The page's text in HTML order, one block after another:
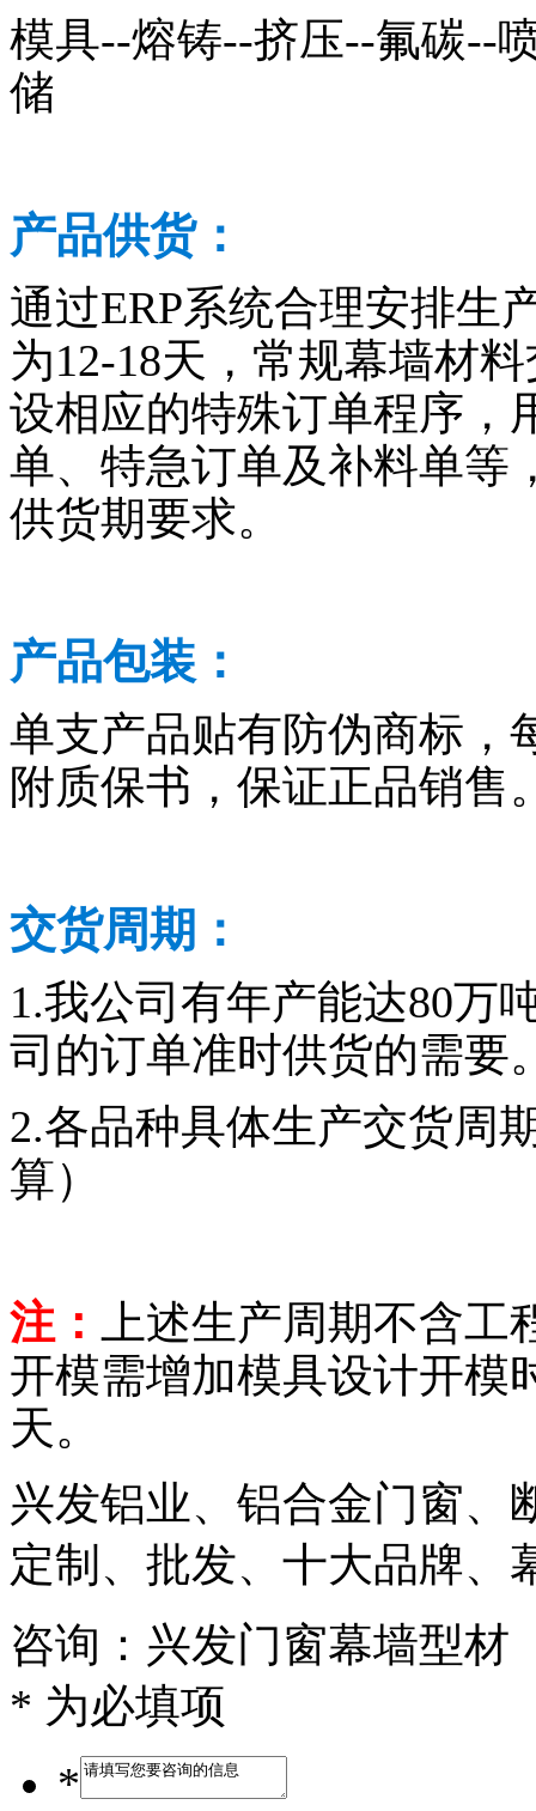
模具--熔铸--挤压--氟碳--
储
产品供货：
通过ERP系统合理安排生
为12-18天，常规幕墙材
设相应的特殊订单程序，
单、特急订单及补料单等
供货期要求。
产品包装：
单支产品贴有防伪商标，
附质保书，保证正品销售
交货周期：
1.我公司有年产能达80万
司的订单准时供货的需要
2.各品种具体生产交货周
算）
注：
上述生产周期不含
开模需增加模具设计开模
天。
兴发铝业、铝合金门窗、
定制、批发、十大品牌、
咨询：兴发门窗幕墙型材
* 为必填项
*